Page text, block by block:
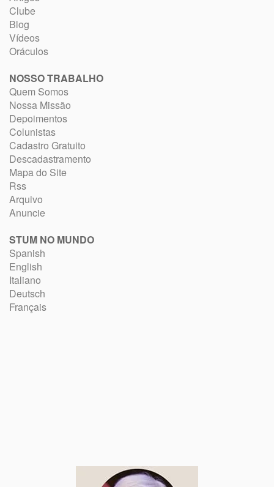
Clube
Blog
Vídeos
Oráculos
NOSSO TRABALHO
Quem Somos
Nossa Missão
Depoimentos
Colunistas
Cadastro Gratuito
Descadastramento
Mapa do Site
Rss
Arquivo
Anuncie
STUM NO MUNDO
Spanish
English
Italiano
Deutsch
Français